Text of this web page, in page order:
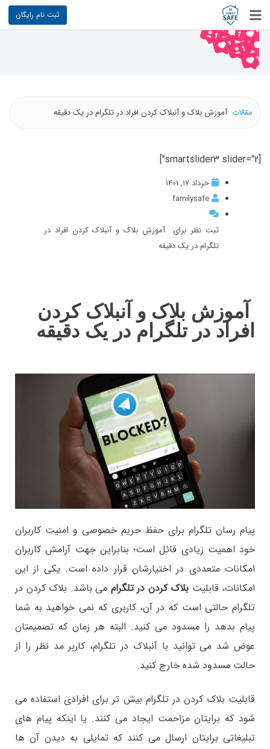
ثبت نام رایگان
مقالات آموزش بلاک و آنبلاک کردن افراد در تلگرام در یک دقیقه
[smartslider3 slider="2"]
خرداد 17, 1401
familysafe
ثبت نظر برای آموزش بلاک و آنبلاک کردن افراد در
تلگرام در یک دقیقه
آموزش بلاک و آنبلاک کردن
افراد در تلگرام در یک دقیقه
پیام رسان تلگرام برای حفظ حریم خصوصی و امنیت کاربران
خود اهمیت زیادی قائل است؛ بنابراین جهت آرامش کاربران
امکانات متعددی در اختیارشان قرار داده است. یکی از این
امکانات، قابلیت بلاک کردن در تلگرام می باشد. بلاک کردن در
تلگرام حالتی است که در آن، کاربری که نمی خواهید به شما
پیام بدهد را مسدود می کنید. البته هر زمان که تصمیمتان
عوض شد می توانید با آنبلاک در تلگرام، کاربر مد نظر را از
حالت مسدود شده خارج کنید.
قابلیت بلاک کردن در تلگرام بیش تر برای افرادی استفاده می
شود که برایتان مزاحمت ایجاد می کنند. یا اینکه پیام های
تبلیغاتی برایتان ارسال می کنند که تمایلی به دیدن آن ها